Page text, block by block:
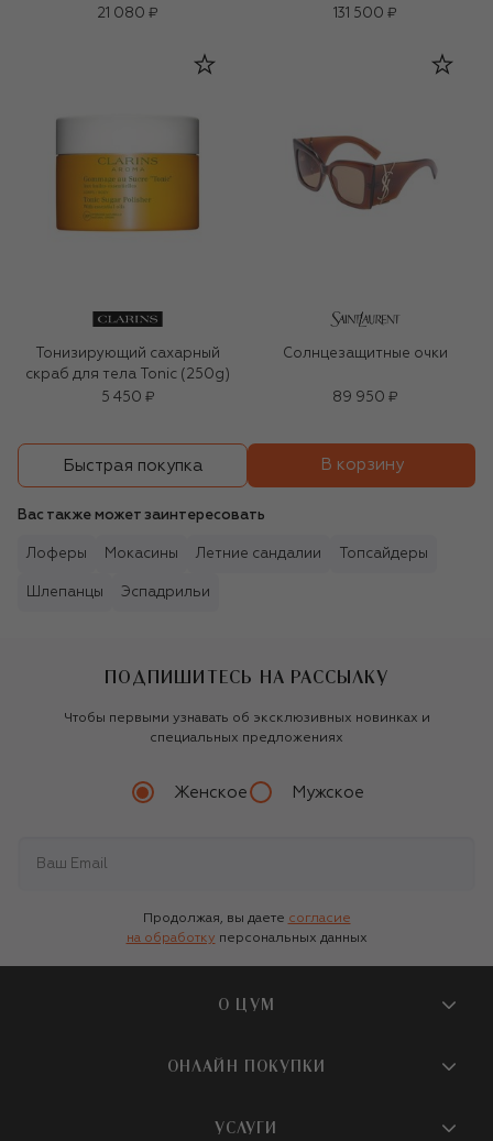
21 080 ₽
131 500 ₽
Тонизирующий сахарный
скраб для тела Tonic (250g)
5 450 ₽
Солнцезащитные очки
89 950 ₽
Быстрая покупка В корзину
Вас также может заинтересовать
Лоферы Мокасины Летние сандалии Топсайдеры
Шлепанцы Эспадрильи
ПОДПИШИТЕСЬ НА РАССЫЛКУ
Чтобы первыми узнавать об эксклюзивных новинках и
специальных предложениях
Женское Мужское
Продолжая, вы даете согласие
на обработку персональных данных
О ЦУМ
О магазине
Бутики и ПВЗ ЦУМ
ОНЛАЙН ПОКУПКИ
УСЛУГИ